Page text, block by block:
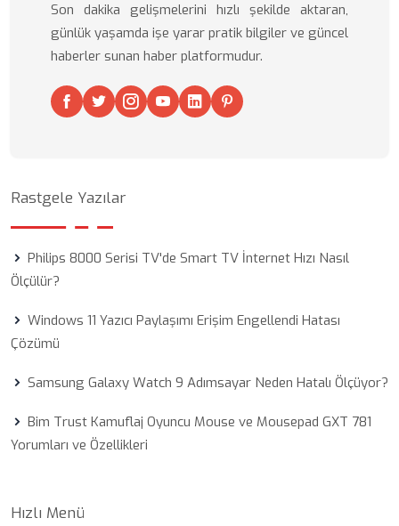
Son dakika gelişmelerini hızlı şekilde aktaran,
günlük yaşamda işe yarar pratik bilgiler ve güncel
haberler sunan haber platformudur.
Rastgele Yazılar
Philips 8000 Serisi TV'de Smart TV İnternet Hızı Nasıl
Ölçülür?
Windows 11 Yazıcı Paylaşımı Erişim Engellendi Hatası
Çözümü
Samsung Galaxy Watch 9 Adımsayar Neden Hatalı Ölçüyor?
Bim Trust Kamuflaj Oyuncu Mouse ve Mousepad GXT 781
Yorumları ve Özellikleri
Hızlı Menü